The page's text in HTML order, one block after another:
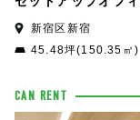
新宿区新宿
45.48坪(150.35㎡)
CAN RENT